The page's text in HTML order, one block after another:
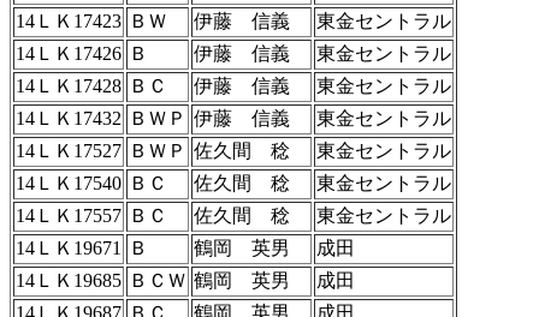
14ＬＫ17423 ＢＷ 伊藤 信義
東金セントラル
14ＬＫ17426 Ｂ 伊藤 信義
東金セントラル
14ＬＫ17428 ＢＣ 伊藤 信義
東金セントラル
14ＬＫ17432
ＢＷＰ 伊藤 信義
東金セントラル
14ＬＫ17527 ＢＷＰ 佐久間 稔
東金セントラル
14ＬＫ17540 ＢＣ 佐久間 稔
東金セントラル
14ＬＫ17557 ＢＣ 佐久間 稔
東金セントラル
14ＬＫ19671
Ｂ 鶴岡 英男
成田
14ＬＫ19685 ＢＣＷ 鶴岡 英男
成田
14ＬＫ19687 ＢＣ 鶴岡 英男
成田